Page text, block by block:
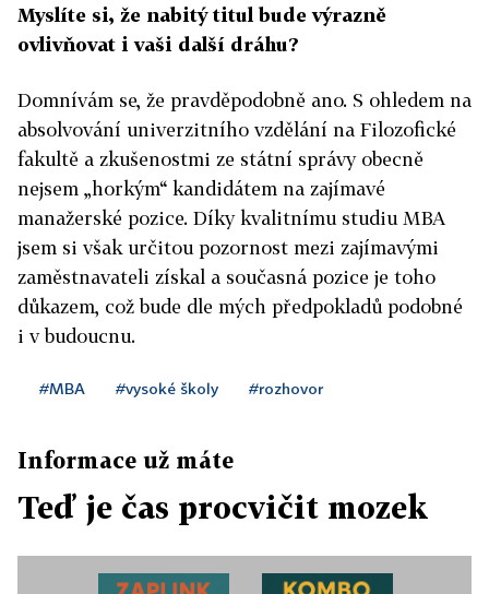
Myslíte si, že nabitý titul bude výrazně
ovlivňovat i vaši další dráhu?
Domnívám se, že pravděpodobně ano. S ohledem na
absolvování univerzitního vzdělání na Filozofické
fakultě a zkušenostmi ze státní správy obecně
nejsem „horkým“ kandidátem na zajímavé
manažerské pozice. Díky kvalitnímu studiu MBA
jsem si však určitou pozornost mezi zajímavými
zaměstnavateli získal a současná pozice je toho
důkazem, což bude dle mých předpokladů podobné
i v budoucnu.
#MBA #vysoké školy #rozhovor
Informace už máte
Teď je čas procvičit mozek